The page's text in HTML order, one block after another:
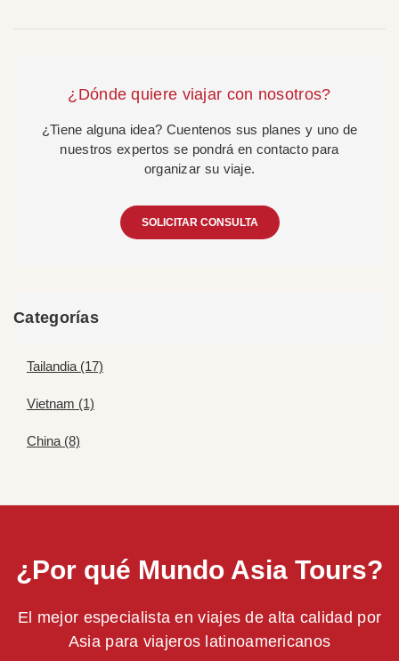
¿Dónde quiere viajar con nosotros?
¿Tiene alguna idea? Cuentenos sus planes y uno de
nuestros expertos se pondrá en contacto para
organizar su viaje.
SOLICITAR CONSULTA
Categorías
Tailandia (17)
Vietnam (1)
China (8)
¿Por qué Mundo Asia Tours?
El mejor especialista en viajes de alta calidad por
Asia para viajeros latinoamericanos